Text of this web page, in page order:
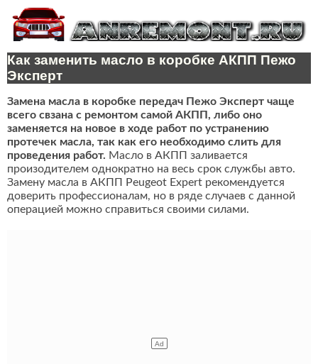
Как заменить масло в коробке АКПП Пежо
Эксперт
Замена масла в коробке передач Пежо Эксперт чаще
всего свзана с ремонтом самой АКПП, либо оно
заменяется на новое в ходе работ по устранению
протечек масла, так как его необходимо слить для
проведения работ. Масло в АКПП заливается
произодителем однократно на весь срок службы авто.
Замену масла в АКПП Peugeot Expert рекомендуется
доверить профессионалам, но в ряде случаев с данной
операцией можно справиться своими силами.